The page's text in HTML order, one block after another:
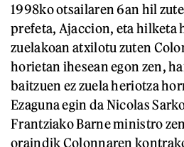
1998ko otsailaren 6an hil
prefeta, Ajaccion, eta hilketa
zuelakoan atxilotu zuten
horietan ihesean egon zen,
baitzuen ez zuela heriotza
Ezaguna egin da Nicolas
Frantziako Barne ministro
oraindik Colonnaren